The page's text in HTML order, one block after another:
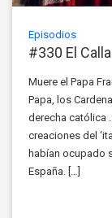
Episodios
#330 El
Muere el Papa
Papa, los
derecha católica
creaciones del
habían ocupado
España. […]